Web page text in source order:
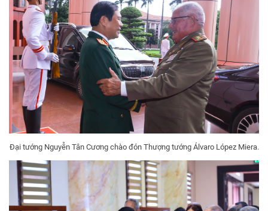
Đại tướng Nguyễn Tân Cương chào đón Thượng tướng Álvaro López Miera.